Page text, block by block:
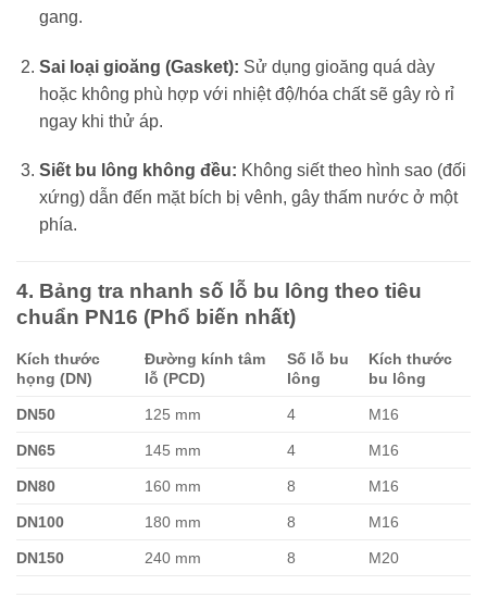
gang.
Sai loại gioăng (Gasket): Sử dụng gioăng quá dày
hoặc không phù hợp với nhiệt độ/hóa chất sẽ gây rò rỉ
ngay khi thử áp.
Siết bu lông không đều: Không siết theo hình sao (đối
xứng) dẫn đến mặt bích bị vênh, gây thấm nước ở một
phía.
4. Bảng tra nhanh số lỗ bu lông theo tiêu
chuẩn PN16 (Phổ biến nhất)
Kích thước
họng (DN)
Đường kính tâm
lỗ (PCD)
Số lỗ bu
lông
Kích thước
bu lông
DN50 125 mm 4 M16
DN65 145 mm 4 M16
DN80 160 mm 8 M16
DN100 180 mm 8 M16
DN150 240 mm 8 M20